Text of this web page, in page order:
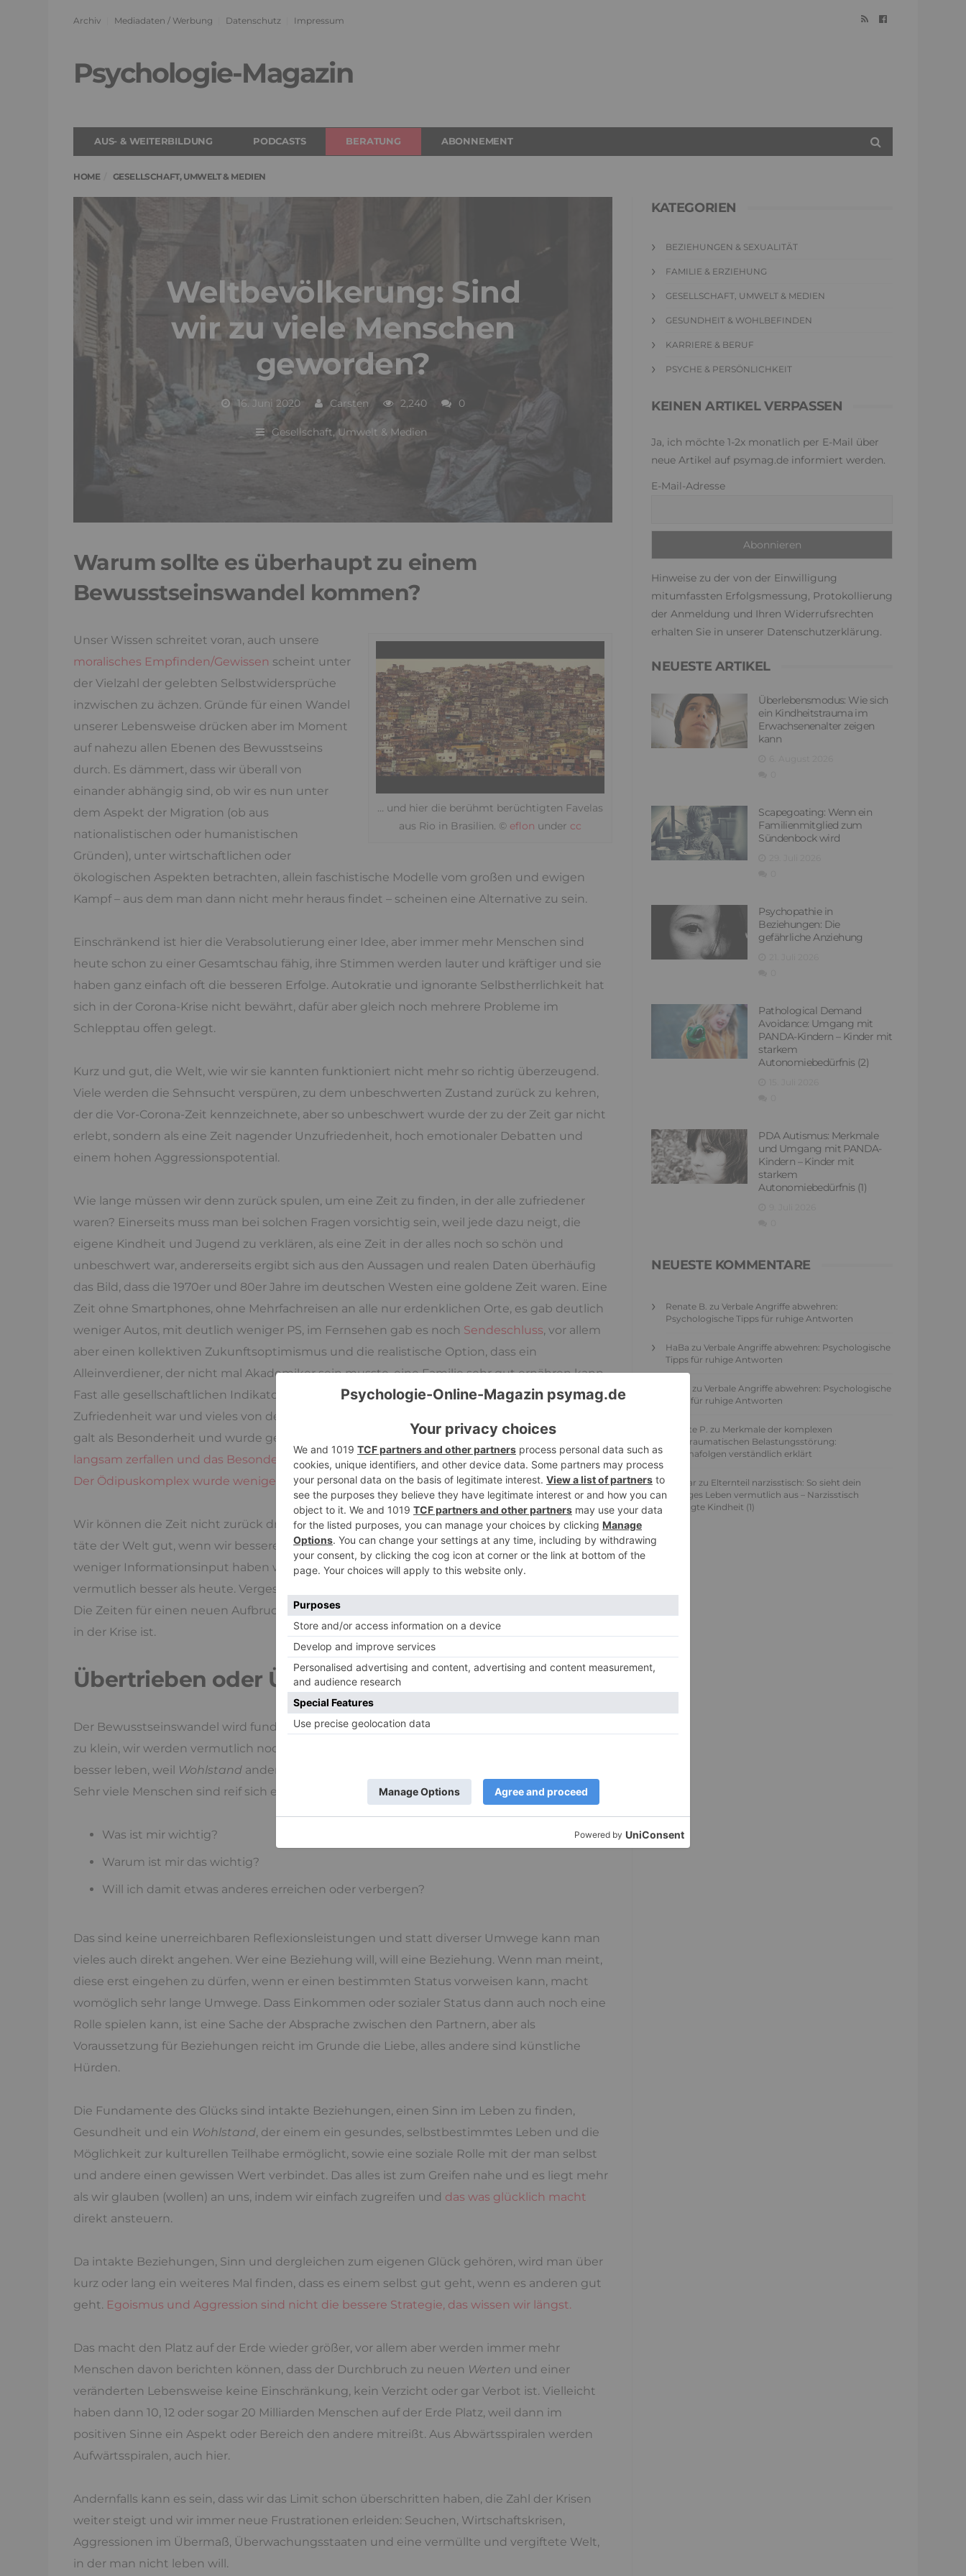
Archiv Mediadaten / Werbung Datenschutz Impressum
Psychologie-Magazin
AUS- & WEITERBILDUNG PODCASTS BERATUNG ABONNEMENT
HOME GESELLSCHAFT, UMWELT & MEDIEN
Weltbevölkerung: Sind
wir zu viele Menschen
geworden?
16. Juni 2020 Carsten 2,240 0
Gesellschaft, Umwelt & Medien
Warum sollte es überhaupt zu einem
Bewusstseinswandel kommen?
… und hier die berühmt berüchtigten Favelas
aus Rio in Brasilien. © eflon under cc
Unser Wissen schreitet voran, auch unsere
moralisches Empfinden/Gewissen scheint unter
der Vielzahl der gelebten Selbstwidersprüche
inzwischen zu ächzen. Gründe für einen Wandel
unserer Lebensweise drücken aber im Moment
auf nahezu allen Ebenen des Bewusstseins
durch. Es dämmert, dass wir überall von
einander abhängig sind, ob wir es nun unter
dem Aspekt der Migration (ob aus
nationalistischen oder humanistischen
Gründen), unter wirtschaftlichen oder
ökologischen Aspekten betrachten, allein faschistische Modelle vom großen und ewigen
Kampf – aus dem man dann nicht mehr heraus findet – scheinen eine Alternative zu sein.
Einschränkend ist hier die Verabsolutierung einer Idee, aber immer mehr Menschen sind
heute schon zu einer Gesamtschau fähig, ihre Stimmen werden lauter und kräftiger und sie
haben ganz einfach oft die besseren Erfolge. Autokratie und ignorante Selbstherrlichkeit hat
sich in der Corona-Krise nicht bewährt, dafür aber gleich noch mehrere Probleme im
Schlepptau offen gelegt.
Kurz und gut, die Welt, wie wir sie kannten funktioniert nicht mehr so richtig überzeugend.
Viele werden die Sehnsucht verspüren, zu dem unbeschwerten Zustand zurück zu kehren,
der die Vor-Corona-Zeit kennzeichnete, aber so unbeschwert wurde der zu der Zeit gar nicht
erlebt, sondern als eine Zeit nagender Unzufriedenheit, hoch emotionaler Debatten und
einem hohen Aggressionspotential.
Wie lange müssen wir denn zurück spulen, um eine Zeit zu finden, in der alle zufriedener
waren? Einerseits muss man bei solchen Fragen vorsichtig sein, weil jede dazu neigt, die
eigene Kindheit und Jugend zu verklären, als eine Zeit in der alles noch so schön und
unbeschwert war, andererseits ergibt sich aus den Aussagen und realen Daten überhäufig
das Bild, dass die 1970er und 80er Jahre im deutschen Westen eine goldene Zeit waren. Eine
Zeit ohne Smartphones, ohne Mehrfachreisen an alle nur erdenklichen Orte, es gab deutlich
weniger Autos, mit deutlich weniger PS, im Fernsehen gab es noch Sendeschluss, vor allem
aber einen kollektiven Zukunftsoptimismus und die realistische Option, dass ein
Alleinverdiener, der nicht mal Akademiker sein musste, eine Familie sehr gut ernähren kann.
Fast alle gesellschaftlichen Indikatoren, wie die Wahlbeteiligung, zeigen, wie groß die
Zufriedenheit war und vieles von dem, was heute als Selbstverständlichkeit angesehen wird,
galt als Besonderheit und wurde gewertschätzt.
In dieser Zeit ist der eigentliche Mainstream
langsam zerfallen und das Besondere wurde zum Zentrum des Lebensund der Ansprüche.
Der Ödipuskomplex wurde weniger gelebt, es gab also Veränderungen Innen und Außen.
Wir können die Zeit nicht zurück drehen, niemand wird auf sein Smartphone verzichten, es
täte der Welt gut, wenn wir bessere Mobilitätskonzepte hätten und auch mit deutlich
weniger Informationsinput haben wir in nicht allzu ferner Vergangenheit sehr gut gelebt …
vermutlich besser als heute. Vergessen wir die inneren Bereiche von Psyche und Kultur nicht.
Die Zeiten für einen neuen Aufbruch stehen im Grunde günstig, weil der ‚Weiter so‘- Modus
in der Krise ist.
Übertrieben oder Überfällig?
Der Bewusstseinswandel wird fundamental sein und wenn er gelingt, ist die Welt nicht mehr
zu klein, wir werden vermutlich noch mehr Menschen auf der Welt haben und sie werden
besser leben, weil Wohlstand anders als nur über Konsum, Status und Besitz definiert wird.
Sehr viele Menschen sind reif sich erneut die Fragen zu stellen:
Was ist mir wichtig?
Warum ist mir das wichtig?
Will ich damit etwas anderes erreichen oder verbergen?
Das sind keine unerreichbaren Reflexionsleistungen und statt diverser Umwege kann man
vieles auch direkt angehen. Wer eine Beziehung will, will eine Beziehung. Wenn man meint,
diese erst eingehen zu dürfen, wenn er einen bestimmten Status vorweisen kann, macht
womöglich sehr lange Umwege. Dass Einkommen oder sozialer Status dann auch noch eine
Rolle spielen kann, ist eine Sache der Absprache zwischen den Partnern, aber als
Voraussetzung für Beziehungen reicht im Grunde die Liebe, alles andere sind künstliche
Hürden.
Die Fundamente des Glücks sind intakte Beziehungen, einen Sinn im Leben zu finden,
Gesundheit und ein Wohlstand, der einem ein gesundes, selbstbestimmtes Leben und die
Möglichkeit zur kulturellen Teilhabe ermöglicht, sowie eine soziale Rolle mit der man selbst
und andere einen gewissen Wert verbindet. Das alles ist zum Greifen nahe und es liegt mehr
als wir glauben (wollen) an uns, indem wir einfach zugreifen und das was glücklich macht
direkt ansteuern.
Da intakte Beziehungen, Sinn und dergleichen zum eigenen Glück gehören, wird man über
kurz oder lang ein weiteres Mal finden, dass es einem selbst gut geht, wenn es anderen gut
geht. Egoismus und Aggression sind nicht die bessere Strategie, das wissen wir längst.
Das macht den Platz auf der Erde wieder größer, vor allem aber werden immer mehr
Menschen davon berichten können, dass der Durchbruch zu neuen Werten und einer
veränderten Lebensweise keine Einschränkung, kein Verzicht oder gar Verbot ist. Vielleicht
haben dann 10, 12 oder sogar 20 Milliarden Menschen auf der Erde Platz, weil dann im
positiven Sinne ein Aspekt oder Bereich den andere mitreißt. Aus Abwärtsspiralen werden
Aufwärtsspiralen, auch hier.
Andernfalls kann es sein, dass wir das Limit schon überschritten haben, die Zahl der Krisen
weiter steigt und wir immer neue Frustrationen erleiden: Seuchen, Wirtschaftskrisen,
Aggressionen im Übermaß, Überwachungsstaaten und eine vermüllte und vergiftete Welt,
in der man nicht leben will.
KATEGORIEN
BEZIEHUNGEN & SEXUALITÄT
FAMILIE & ERZIEHUNG
GESELLSCHAFT, UMWELT & MEDIEN
GESUNDHEIT & WOHLBEFINDEN
KARRIERE & BERUF
PSYCHE & PERSÖNLICHKEIT
KEINEN ARTIKEL VERPASSEN
Ja, ich möchte 1-2x monatlich per E-Mail über
neue Artikel auf psymag.de informiert werden.
E-Mail-Adresse
Hinweise zu der von der Einwilligung
mitumfassten Erfolgsmessung, Protokollierung
der Anmeldung und Ihren Widerrufsrechten
erhalten Sie in unserer Datenschutzerklärung.
NEUESTE ARTIKEL
Überlebensmodus: Wie sich
ein Kindheitstrauma im
Erwachsenenalter zeigen
kann
Scapegoating: Wenn ein
Familienmitglied zum
Sündenbock wird
Psychopathie in
Beziehungen: Die
gefährliche Anziehung
Pathological Demand
Avoidance: Umgang mit
PANDA-Kindern – Kinder mit
starkem
Autonomiebedürfnis (2)
PDA Autismus: Merkmale
und Umgang mit PANDA-
Kindern – Kinder mit
starkem
Autonomiebedürfnis (1)
NEUESTE KOMMENTARE
Renate B. zu Verbale Angriffe abwehren:
Psychologische Tipps für ruhige Antworten
HaBa zu Verbale Angriffe abwehren: Psychologische
Tipps für ruhige Antworten
zu Verbale Angriffe abwehren: Psychologische
Tipps für ruhige Antworten
Juliette P. zu Merkmale der komplexen
Posttraumatischen Belastungsstörung:
Traumafolgen verständlich erklärt
Ansgar zu Elternteil narzisstisch: So sieht dein
heutiges Leben vermutlich aus – Narzisstisch
geprägte Kindheit (1)